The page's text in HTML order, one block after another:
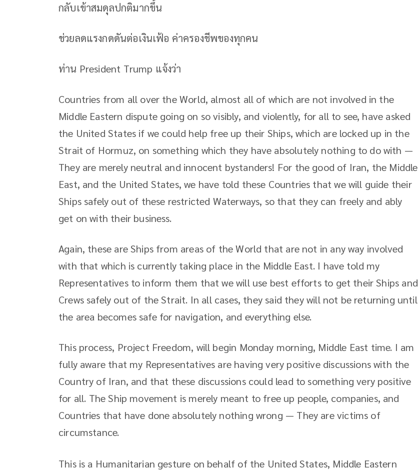
กลับเข้าสมดุลปกติมากขึ้น
ช่วยลดแรงกดดันต่อเงินเฟ้อ ค่าครองชีพของทุกคน
ท่าน President Trump แจ้งว่า
Countries from all over the World, almost all of which are not involved in the
Middle Eastern dispute going on so visibly, and violently, for all to see, have asked
the United States if we could help free up their Ships, which are locked up in the
Strait of Hormuz, on something which they have absolutely nothing to do with —
They are merely neutral and innocent bystanders! For the good of Iran, the Middle
East, and the United States, we have told these Countries that we will guide their
Ships safely out of these restricted Waterways, so that they can freely and ably
get on with their business.
Again, these are Ships from areas of the World that are not in any way involved
with that which is currently taking place in the Middle East. I have told my
Representatives to inform them that we will use best efforts to get their Ships and
Crews safely out of the Strait. In all cases, they said they will not be returning until
the area becomes safe for navigation, and everything else.
This process, Project Freedom, will begin Monday morning, Middle East time. I am
fully aware that my Representatives are having very positive discussions with the
Country of Iran, and that these discussions could lead to something very positive
for all. The Ship movement is merely meant to free up people, companies, and
Countries that have done absolutely nothing wrong — They are victims of
circumstance.
This is a Humanitarian gesture on behalf of the United States, Middle Eastern